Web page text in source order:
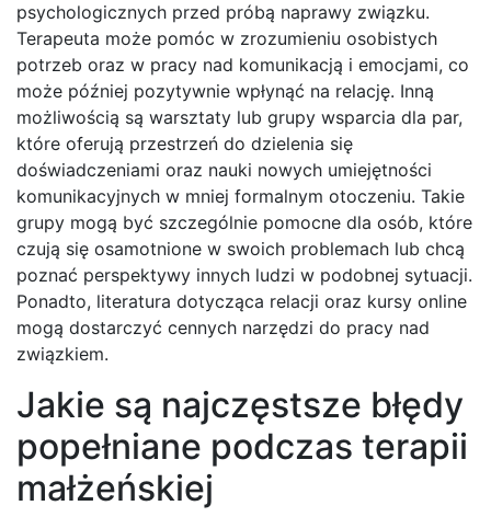
psychologicznych przed próbą naprawy związku.
Terapeuta może pomóc w zrozumieniu osobistych
potrzeb oraz w pracy nad komunikacją i emocjami, co
może później pozytywnie wpłynąć na relację. Inną
możliwością są warsztaty lub grupy wsparcia dla par,
które oferują przestrzeń do dzielenia się
doświadczeniami oraz nauki nowych umiejętności
komunikacyjnych w mniej formalnym otoczeniu. Takie
grupy mogą być szczególnie pomocne dla osób, które
czują się osamotnione w swoich problemach lub chcą
poznać perspektywy innych ludzi w podobnej sytuacji.
Ponadto, literatura dotycząca relacji oraz kursy online
mogą dostarczyć cennych narzędzi do pracy nad
związkiem.
Jakie są najczęstsze błędy
popełniane podczas terapii
małżeńskiej